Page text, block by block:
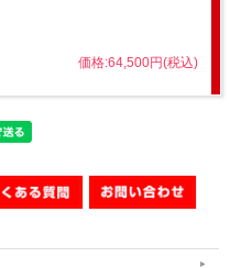
価格:64,500円(税込)